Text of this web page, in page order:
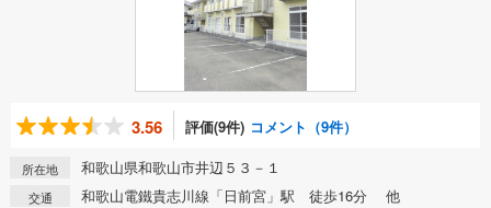
3.56 評価(9件) コメント（9件）
所在地 和歌山県和歌山市井辺５３－１
交通 和歌山電鐵貴志川線「日前宮」駅 徒歩16分 他